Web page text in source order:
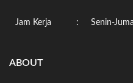
Jam Kerja : Senin-
ABOUT